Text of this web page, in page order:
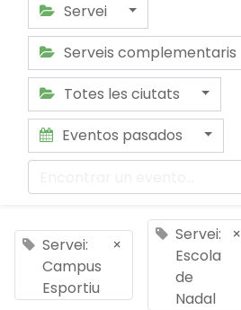
Servei
Serveis complementaris
Totes les ciutats
Eventos pasados
Servei:
Campus
Esportiu
×
Servei:
Escola
de
Nadal
×